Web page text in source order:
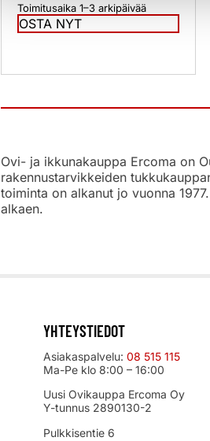
Toimitusaika 1–3 arkipäivää
OSTA NYT
Ovi- ja ikkunakauppa Ercoma on
rakennustarvikkeiden
toiminta on alkanut jo vuonna
alkaen.
YHTEYSTIEDOT
Asiakaspalvelu: 08 515 115
Ma-Pe klo 8:00 – 16:00
Uusi Ovikauppa Ercoma Oy
Y-tunnus 2890130-2
Pulkkisentie 6